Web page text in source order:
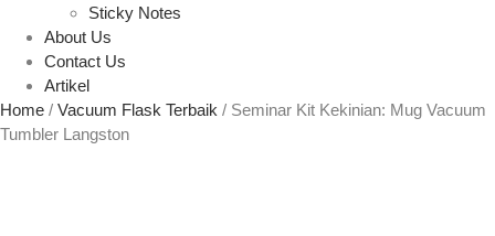
Sticky Notes
About Us
Contact Us
Artikel
Home / Vacuum Flask Terbaik / Seminar Kit Kekinian: Mug Vacuum
Tumbler Langston